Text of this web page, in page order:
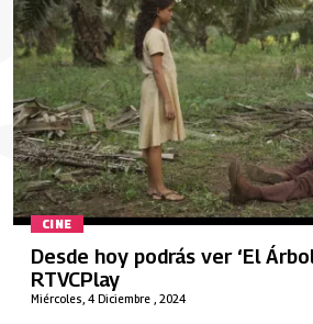
CINE
Miércoles, 4 Diciembre , 2024
Desde hoy podrás ver ‘El
RTVCPlay